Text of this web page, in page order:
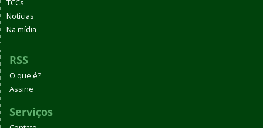
TCCs
Notícias
Na mídia
RSS
O que é?
Assine
Serviços